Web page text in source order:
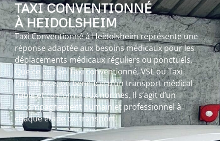
TAXI CONVENTIONNÉ
À HEIDOLSHEIM
Taxi Conventionné à Heidolsheim représente une
réponse adaptée aux besoins médicaux pour les
déplacements médicaux réguliers ou ponctuels.
Que ce soit en Taxi conventionné, VSL ou Taxi
Ambulance, on bénéficie d’un transport médical
fiable et conforme aux normes. Il s’agit d’un
accompagnement humain et professionnel à
chaque étape du transport.